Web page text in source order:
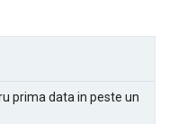
prima data in peste un